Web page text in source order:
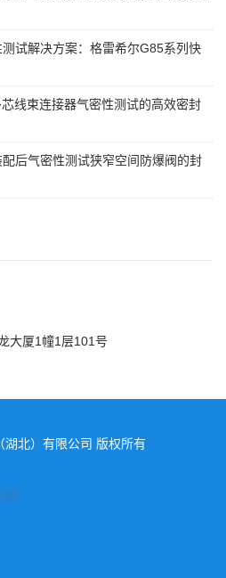
试解决方案：格雷希尔G85系列快
线束连接器气密性测试的高效密封
后气密性测试狭窄空间防爆阀的封
大厦1幢1层101号
北）有限公司 版权所有